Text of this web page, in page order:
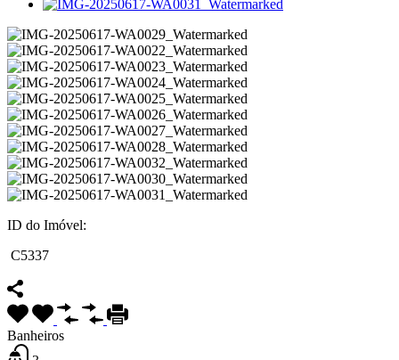
ID do Imóvel:
C5337
Banheiros